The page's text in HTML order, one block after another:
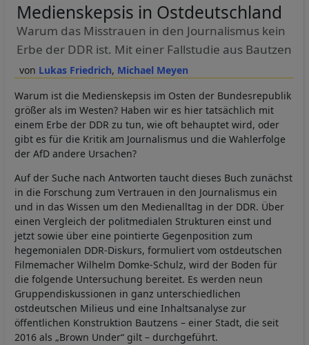
Lukas Friedrich Michael Meyen
Medienskepsis in Ostdeutschland
Warum das Misstrauen in den Journalismus kein
Erbe der DDR ist. Mit einer Fallstudie aus Bautzen
Warum ist die Medienskepsis im Osten der Bundesrepublik
größer als im Westen? Haben wir es hier tatsächlich mit
einem Erbe der DDR zu tun, wie oft behauptet wird, oder
gibt es für die Kritik am Journalismus und die Wahlerfolge
der AfD andere Ursachen?
Auf der Suche nach Antworten taucht dieses Buch zunächst
in die Forschung zum Vertrauen in den Journalismus ein
und in das Wissen um den Medienalltag in der DDR. Über
einen Vergleich der politmedialen Strukturen einst und
jetzt sowie über eine pointierte Gegenposition zum
hegemonialen DDR-Diskurs, formuliert vom ostdeutschen
Filmemacher Wilhelm Domke-Schulz, wird der Boden für
die folgende Untersuchung bereitet. Es werden neun
Gruppendiskussionen in ganz unterschiedlichen
ostdeutschen Milieus und eine Inhaltsanalyse zur
öffentlichen Konstruktion Bautzens – einer Stadt, die seit
2016 als „Brown Under“ gilt – durchgeführt.